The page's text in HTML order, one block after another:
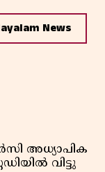
News
അധ്യാപിക
വിട്ടു